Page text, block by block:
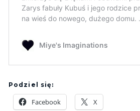
Podziel się:
Facebook X